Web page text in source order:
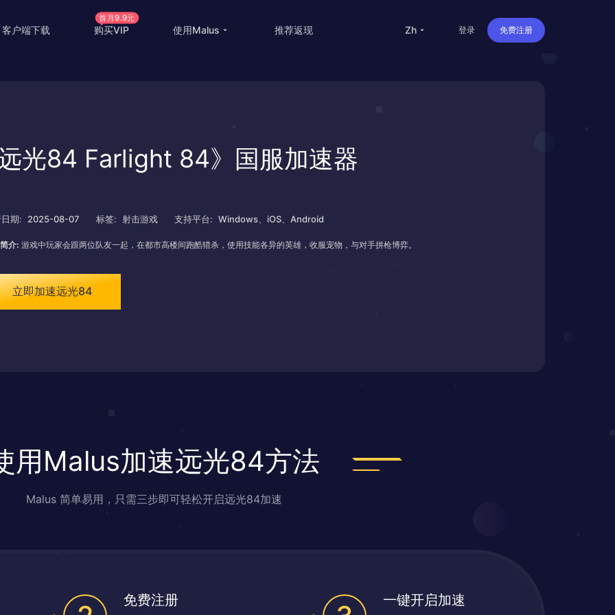
客户端下载 购买VIP
首月9.9元
使用Malus
出国旅行
海外直播
推荐返现 zh 登录 免费注册
光84 Farlight 84》国服加速器
期: 2025-08-07 标签: 射击游戏 支持平台: Windows、iOS、Android
介: 游戏中玩家会跟两位队友一起，在都市高楼间跑酷猎杀，使用技能各异的英雄，收服宠物，与对手拼枪博弈。
立即加速远光84
用Malus加速远光84方法
Malus 简单易用，只需三步即可轻松开启远光84加速
免费注册 一键开启加速